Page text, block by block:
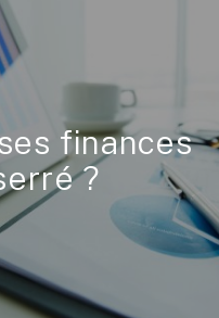
finances
?